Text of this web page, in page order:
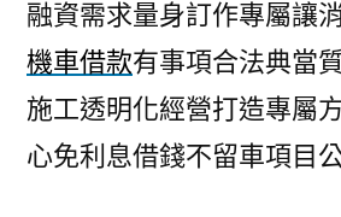
融資需求量身訂作專屬讓
機車借款有事項合法典當
施工透明化經營打造專屬
心免利息借錢不留車項目